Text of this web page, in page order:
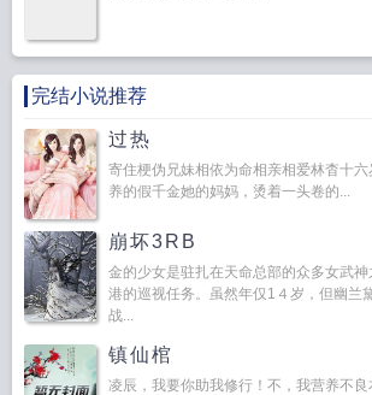
完结小说推荐
过热
寄住梗伪兄妹相依为命相亲相爱林杳十
养的假千金她的妈妈，烫着一头卷的...
崩坏3RB
金的少女是驻扎在天命总部的众多女武
港的巡视任务。虽然年仅1４岁，但幽兰
战...
镇仙棺
凌辰，我要你助我修行！不，我营养不